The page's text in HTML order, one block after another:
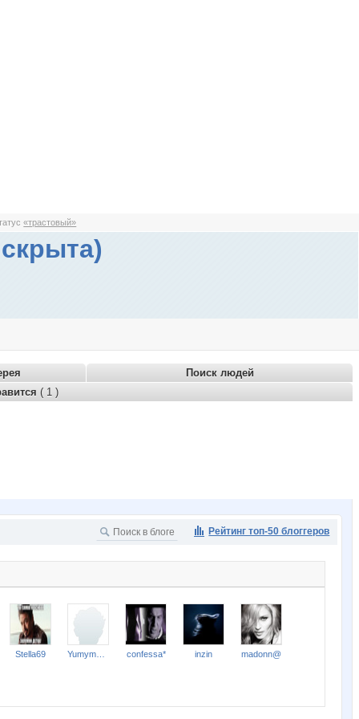
«трастовый»
Поиск людей
( 1 )
Рейтинг топ-50 блоггеров
Stella69 confessa* inzin madonn@